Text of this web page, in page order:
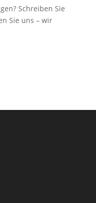
Schreiben Sie
Sie uns – wir